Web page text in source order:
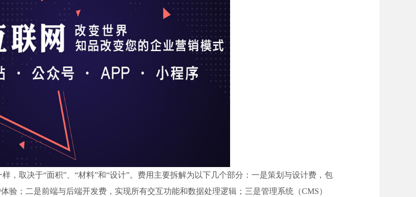
，取决于“面积”、“材料”和“设计”。费用主要拆解为以下几个部分：一是策划与设计费，包
验；二是前端与后端开发费，实现所有交互功能和数据处理逻辑；三是管理系统（CMS）